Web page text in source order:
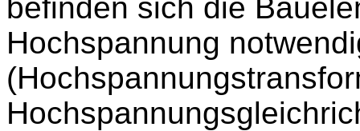
befinden sich die
Hochspannung